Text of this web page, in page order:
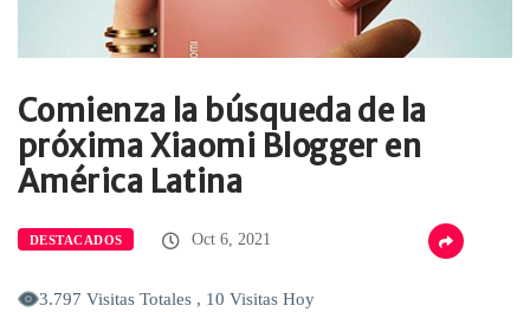
Comienza la búsqueda de la
próxima Xiaomi Blogger en
América Latina
DESTACADOS Oct 6, 2021
3.797 Visitas Totales , 10 Visitas Hoy